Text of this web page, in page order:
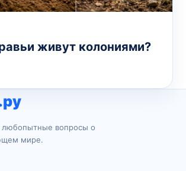
живут колониями?
любопытные вопросы о
мире.